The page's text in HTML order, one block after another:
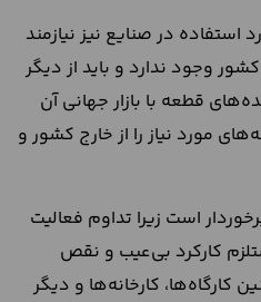
در صنایع نیز نیازمند
وجود ندارد و باید از دیگر
قطعه‌ با بازار جهانی آن‌
مورد نیاز را از خارج کشور و
است زیرا تداوم فعالیت
کارکرد بی‌عیب و نقص
کارخانه‌ها و دیگر